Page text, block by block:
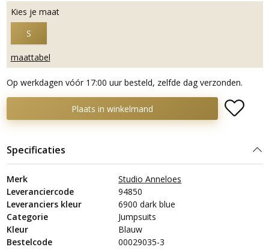
Kies je maat
S
maattabel
Op werkdagen vóór 17:00 uur besteld, zelfde dag verzonden.
Plaats in winkelmand
Specificaties
Merk
Studio Anneloes
Leveranciercode
94850
Leveranciers kleur
6900 dark blue
Categorie
Jumpsuits
Kleur
Blauw
Bestelcode
00029035-3